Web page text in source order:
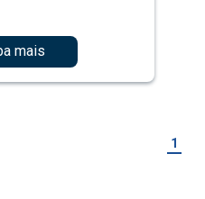
mais
1